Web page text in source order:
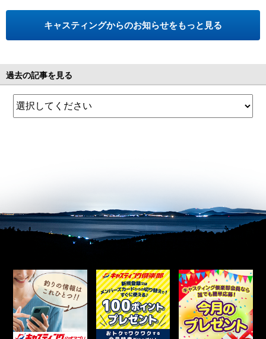
キャスティングからのお知らせをもっと見る
過去の記事を見る